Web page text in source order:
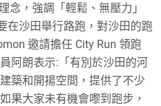
念，強調「輕鬆、無壓力」
在沙田舉行路跑，對沙田的跑
邀請擔任 City Run 領跑
阿朗表示:「有別於沙田的河
築和開揚空間，提供了不少
果大家未有機會嚟到跑步，